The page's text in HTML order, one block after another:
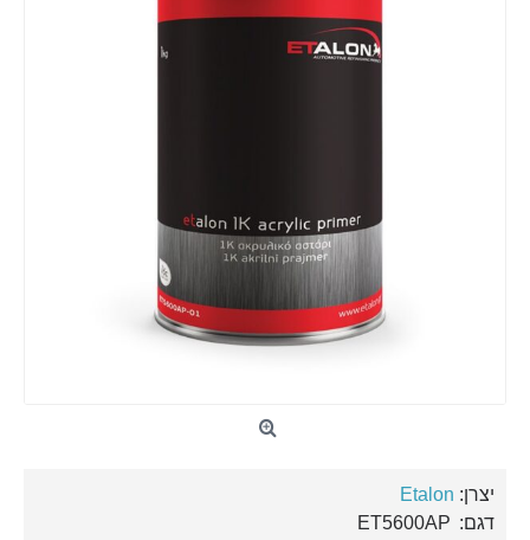
יצרן: Etalon
דגם: ET5600AP